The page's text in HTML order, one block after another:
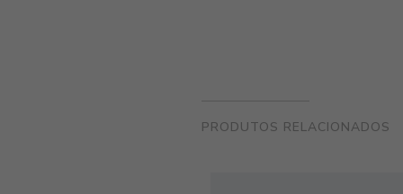
PRODUTOS RELACIONADOS